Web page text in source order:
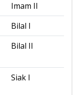
Imam II
Bilal I
Bilal II
Siak I